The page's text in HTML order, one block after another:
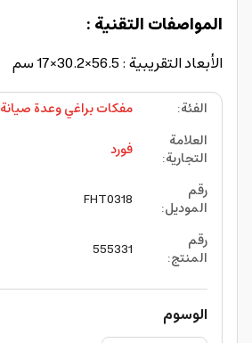
المواصفات التقنية :
الأبعاد التقريبية : 56.5×30.2×17 سم
الفئة:
مفكات براغي وعدة صيانة
العلامة
التجارية:
فورد
رقم
الموديل:
FHT0318
رقم
المنتج:
555331
الوسوم